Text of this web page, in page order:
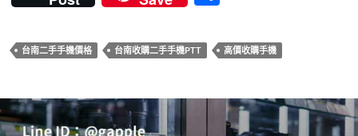
e
b
o
o
k
itt
er
er
es
t
m
bl
r
at
s
A
p
p
e
台南二手手機價格 台南收購二手手機PTT 高價收購手機